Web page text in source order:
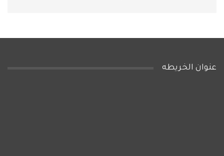
عنوان الخريطه